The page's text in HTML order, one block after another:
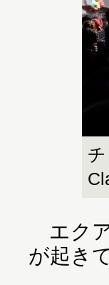
エク
が起き